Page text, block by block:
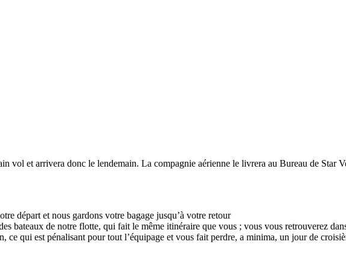
vol et arrivera donc le lendemain. La compagnie aérienne le livrera au Bureau de Star
départ et nous gardons votre bagage jusqu’à votre retour
bateaux de notre flotte, qui fait le même itinéraire que vous ; vous vous retrouverez
qui est pénalisant pour tout l’équipage et vous fait perdre, a minima, un jour de